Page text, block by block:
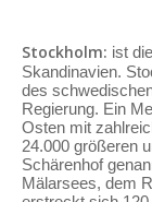
Stockholm: ist
Skandinavien.
des
Regierung. Ein
Osten mit
24.000 größeren
Schärenhof
Mälarsees, dem